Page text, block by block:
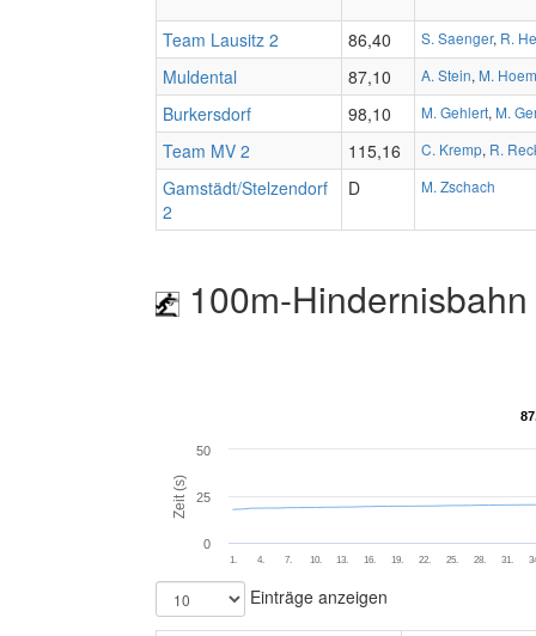
Team Lausitz 2 86,40 S. Saenger, R.
Muldental 87,10 A. Stein, M.
Burkersdorf 98,10 M. Gehlert, M.
Team MV 2 115,16 C. Kremp, R.
Gamstädt/Stelzendorf
2
D M. Zschach
100m-
Zeit (s)
1. 7. 13. 19. 25. 31.
4. 10. 16. 22. 28.
0
25
50
Einträge anzeigen